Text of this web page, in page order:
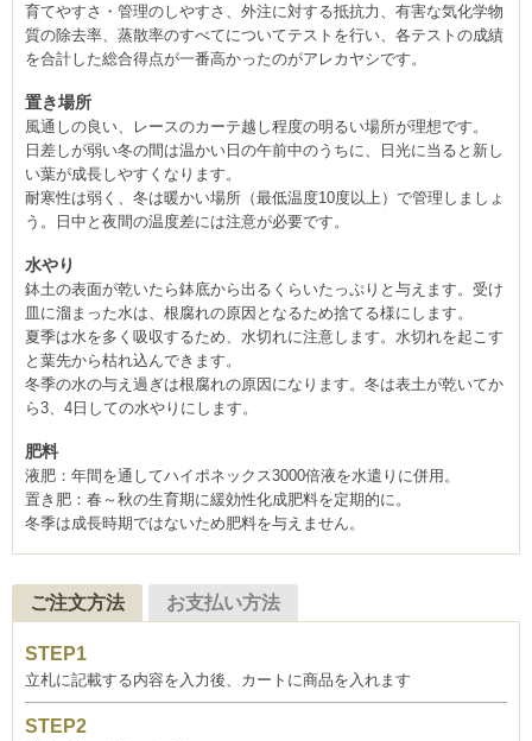
育てやすさ・管理のしやすさ、外注に対する抵抗力、有害な気化学物
質の除去率、蒸散率のすべてについてテストを行い、各テストの成績
を合計した総合得点が一番高かったのがアレカヤシです。
置き場所
風通しの良い、レースのカーテ越し程度の明るい場所が理想です。
日差しが弱い冬の間は温かい日の午前中のうちに、日光に当ると新し
い葉が成長しやすくなります。
耐寒性は弱く、冬は暖かい場所（最低温度10度以上）で管理しましょ
う。日中と夜間の温度差には注意が必要です。
水やり
鉢土の表面が乾いたら鉢底から出るくらいたっぷりと与えます。受け
皿に溜まった水は、根腐れの原因となるため捨てる様にします。
夏季は水を多く吸収するため、水切れに注意します。水切れを起こす
と葉先から枯れ込んできます。
冬季の水の与え過ぎは根腐れの原因になります。冬は表土が乾いてか
ら3、4日しての水やりにします。
肥料
液肥：年間を通してハイポネックス3000倍液を水遣りに併用。
置き肥：春～秋の生育期に緩効性化成肥料を定期的に。
冬季は成長時期ではないため肥料を与えません。
ご注文方法 お支払い方法
立札に記載する内容を入力後、カートに商品を入れます